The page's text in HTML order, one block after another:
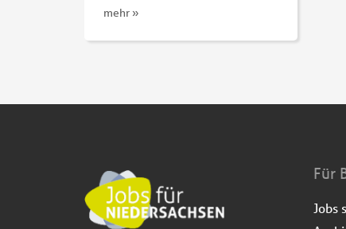
mehr »
Für
Jobs